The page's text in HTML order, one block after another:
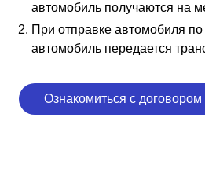
автомобиль получаются на
При отправке автомобиля
автомобиль передается
Ознакомиться с договором